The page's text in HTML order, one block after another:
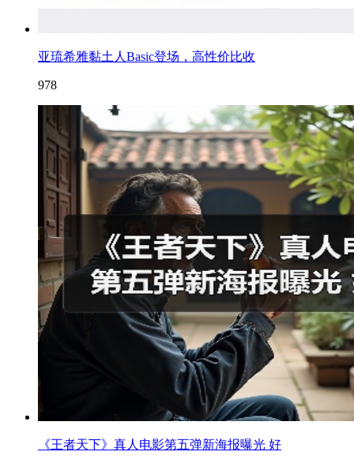
亚琉希雅黏土人Basic登场，高性价比收
978
《王者天下》真人电影第五弹新海报曝光 好